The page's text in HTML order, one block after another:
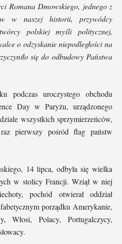
Romana Dmowskiego, jednego z
w naszej historii, przywódcy
polskiej myśli politycznej,
o odzyskanie niepodległości na
się do odbudowy Państwa
uroczystego obchodu
Day w Paryżu, urządzonego
wszystkich sprzymierzeńców,
pierwszy pośród flag państw
14 lipca, odbyła się wielka
w stolicy Francji. Wziął w niej
pochód otwierał oddział
porządku Amerykanie,
Włosi, Polacy, Portugalczycy,